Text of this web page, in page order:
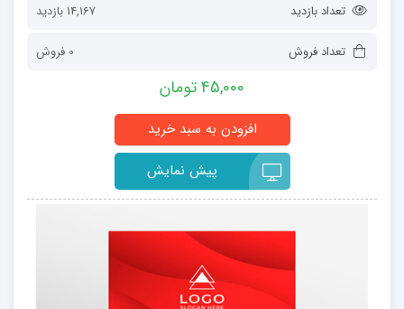
تعداد بازدید 14,167 بازدید
تعداد فروش 0 فروش
45,000 تومان
پیش نمایش